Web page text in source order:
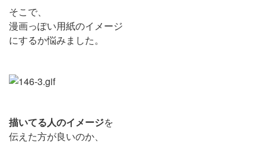
そこで、
漫画っぽい用紙のイメージ
にするか悩みました。
描いてる人のイメージを
伝えた方が良いのか、